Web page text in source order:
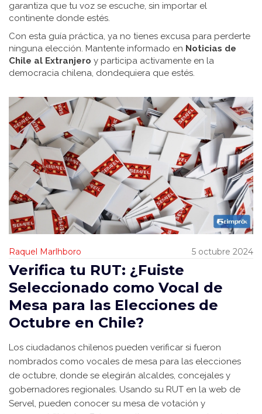
garantiza que tu voz se escuche, sin importar el
continente donde estés.
Con esta guía práctica, ya no tienes excusa para perderte
ninguna elección. Mantente informado en Noticias de
Chile al Extranjero y participa activamente en la
democracia chilena, dondequiera que estés.
Raquel Marlhboro 5 octubre 2024
Verifica tu RUT: ¿Fuiste
Seleccionado como Vocal de
Mesa para las Elecciones de
Octubre en Chile?
Los ciudadanos chilenos pueden verificar si fueron
nombrados como vocales de mesa para las elecciones
de octubre, donde se elegirán alcaldes, concejales y
gobernadores regionales. Usando su RUT en la web de
Servel, pueden conocer su mesa de votación y